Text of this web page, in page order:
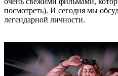
посмотреть). И сегодня мы
легендарной личности.